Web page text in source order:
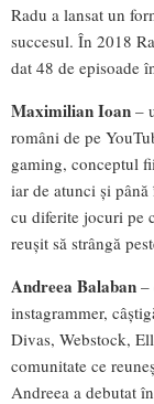
Radu a lansat un
succesul. În 2018
dat 48 de episoade
Maximilian Ioan –
români de pe
gaming, conceptul
iar de atunci și
cu diferite jocuri pe
reușit să strângă
Andreea Balaban –
instagrammer,
Divas, Webstock,
comunitate ce
Andreea a debutat